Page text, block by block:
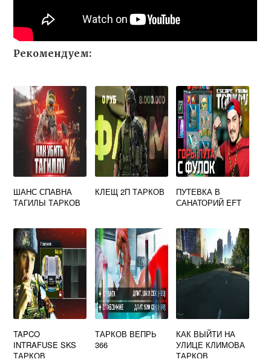
Рекомендуем:
ШАНС СПАВНА
ТАГИЛЫ ТАРКОВ
КЛЕЩ 2П ТАРКОВ
ПУТЕВКА В
САНАТОРИЙ EFT
TAPCO
INTRAFUSE SKS
ТАРКОВ
ТАРКОВ ВЕПРЬ
366
КАК ВЫЙТИ НА
УЛИЦЕ КЛИМОВА
ТАРКОВ